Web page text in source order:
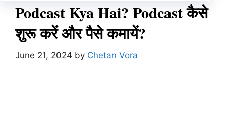
Podcast Kya Hai? Podcast कैसे
शुरू करें और पैसे कमायें?
June 21, 2024 by Chetan Vora